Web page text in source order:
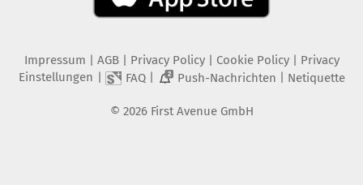
Impressum AGB Privacy Policy| Cookie Policy| Privacy
Einstellungen
FAQ| 2 Push-Nachrichten Netiquette
© 2026 First Avenue GmbH